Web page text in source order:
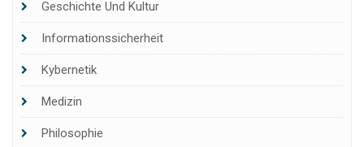
Geschichte Und Kultur
Informationssicherheit
Kybernetik
Medizin
Philosophie